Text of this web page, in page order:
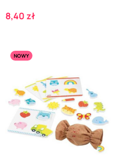
Cena
8,40 zł
NOWY